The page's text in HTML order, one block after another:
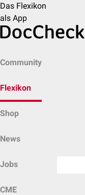
Das Flexikon
als App
Community
Flexikon
Shop
News
Jobs
CME